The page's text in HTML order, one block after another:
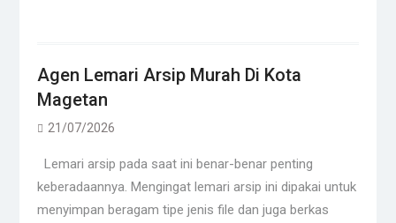
Agen Lemari Arsip Murah Di Kota
Magetan
21/07/2026
Lemari arsip pada saat ini benar-benar penting
keberadaannya. Mengingat lemari arsip ini dipakai untuk
menyimpan beragam tipe jenis file dan juga berkas